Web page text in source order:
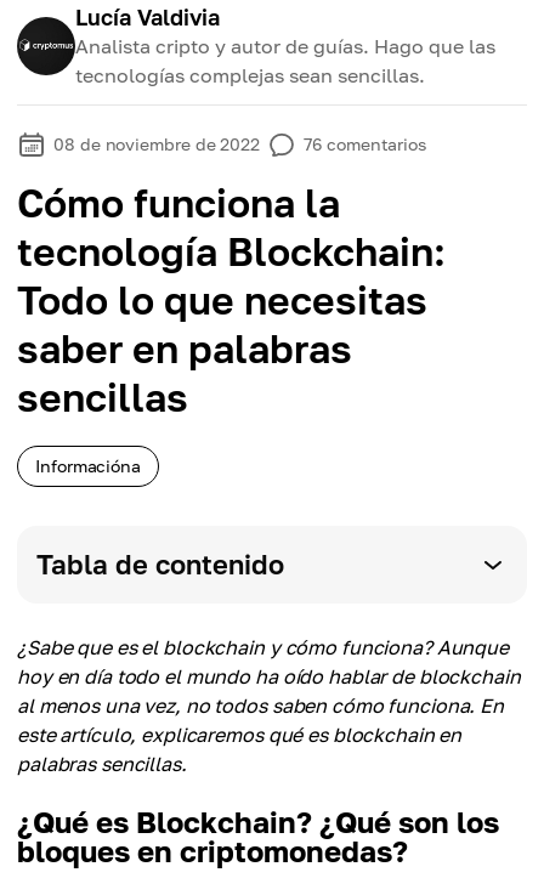
Lucía Valdivia
Analista cripto y autor de guías. Hago que las
tecnologías complejas sean sencillas.
08 de noviembre de 2022 76 comentarios
Cómo funciona la
tecnología Blockchain:
Todo lo que necesitas
saber en palabras
sencillas
Informacióna
Tabla de contenido
¿Sabe que es el blockchain y cómo funciona? Aunque
hoy en día todo el mundo ha oído hablar de blockchain
al menos una vez, no todos saben cómo funciona. En
este artículo, explicaremos qué es blockchain en
palabras sencillas.
¿Qué es Blockchain? ¿Qué son los
bloques en criptomonedas?